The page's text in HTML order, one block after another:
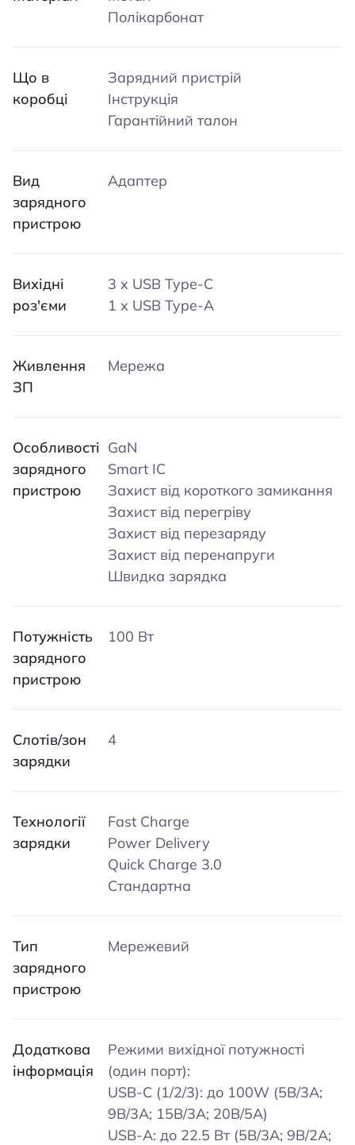
Полікарбонат
Що в
коробці
Зарядний пристрій
Інструкція
Гарантійний талон
Вид
зарядного
пристрою
Адаптер
Вихідні
роз'єми
3 x USB Type-C
1 х USB Type-A
Живлення
ЗП
Мережа
Особливості
зарядного
пристрою
GaN
Smart IC
Захист від короткого замикання
Захист від перегріву
Захист від перезаряду
Захист від перенапруги
Швидка зарядка
Потужність
зарядного
пристрою
100 Вт
Слотів/зон
зарядки
4
Технології
зарядки
Fast Charge
Power Delivery
Quick Charge 3.0
Стандартна
Тип
зарядного
пристрою
Мережевий
Додаткова
інформація
Режими вихідної потужності
(один порт):
USB-C (1/2/3): до 100W (5В/3А;
9В/3А; 15В/3А; 20В/5А)
USB-A: до 22.5 Вт (5В/3А; 9В/2А;